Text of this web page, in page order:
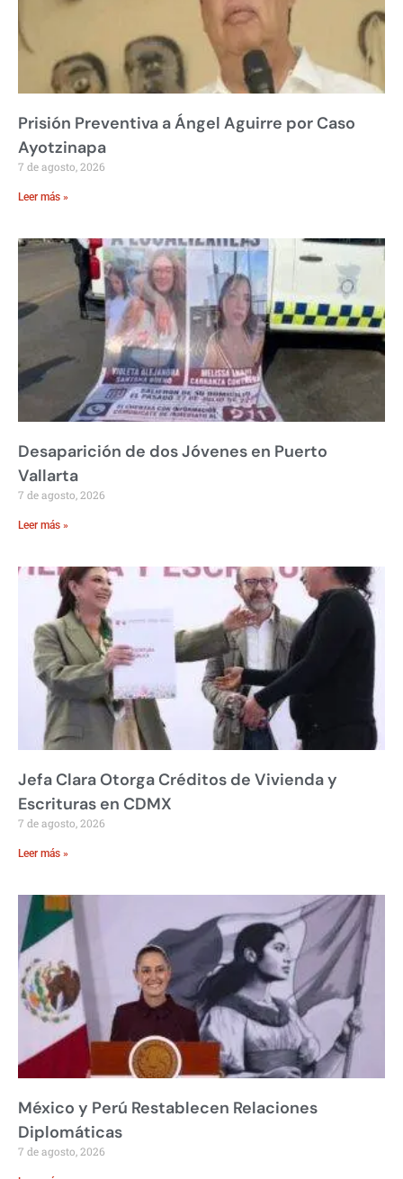
Prisión Preventiva a Ángel Aguirre por Caso
Ayotzinapa
7 de agosto, 2026
Leer más »
Desaparición de dos Jóvenes en Puerto
Vallarta
7 de agosto, 2026
Leer más »
Jefa Clara Otorga Créditos de Vivienda y
Escrituras en CDMX
7 de agosto, 2026
Leer más »
México y Perú Restablecen Relaciones
Diplomáticas
7 de agosto, 2026